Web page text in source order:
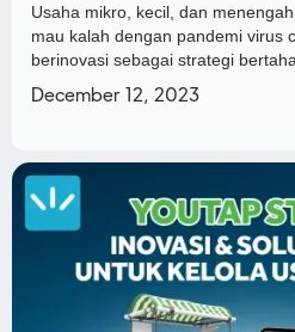
Usaha mikro, kecil, dan
mau kalah dengan pandemi virus
berinovasi sebagai strategi
December 12, 2023